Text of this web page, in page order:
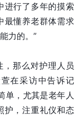
进行了多年的摸索
最懂养老群体需求
力的。”
，那么对护理人员
在采访中告诉记
单，尤其是老年人
护，注重礼仪和态